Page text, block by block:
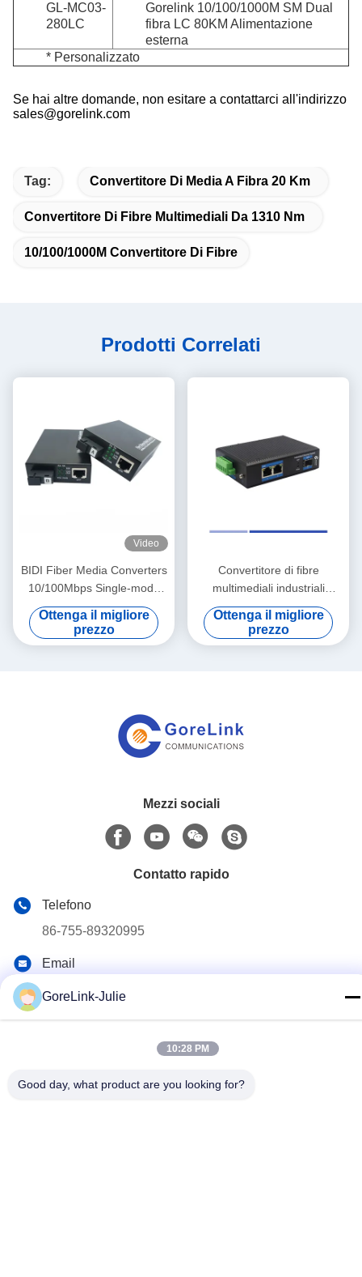
GL-MC03-
280LC
Gorelink 10/100/1000M SM Dual
fibra LC 80KM Alimentazione
esterna
* Personalizzato
Se hai altre domande, non esitare a contattarci all'indirizzo
sales@gorelink.com
Tag: Convertitore Di Media A Fibra 20 Km
Convertitore Di Fibre Multimediali Da 1310 Nm
10/100/1000M Convertitore Di Fibre
Prodotti Correlati
Video
BIDI Fiber Media Converters
10/100Mbps Single-mode
SMF TX1310nm/RX1550nm
Simplex SC 20KM
Ottenga il migliore
prezzo
Convertitore di fibre
multimediali industriali
10/100/1000M 1 SFP con 2
porte RJ45 Single-mode
SMF Duplex 1310nm 20KM
Ottenga il migliore
prezzo
Mezzi sociali
Contatto rapido
Telefono
86-755-89320995
Email
di Longgang, Shenzhen, Cina
GoreLink-Julie
10:28 PM
Good day, what product are you looking for?